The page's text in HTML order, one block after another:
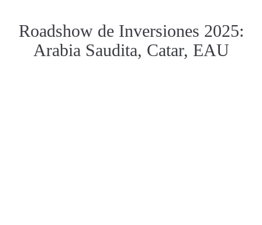
Roadshow de Inversiones 2025:
Arabia Saudita, Catar, EAU